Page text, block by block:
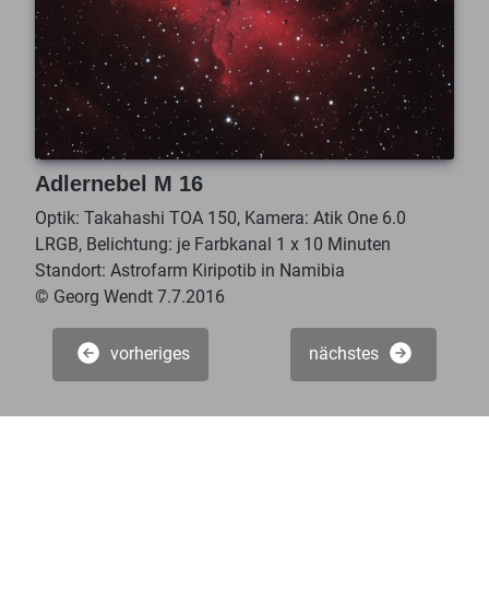
Adlernebel M 16
Optik: Takahashi TOA 150, Kamera: Atik One 6.0
LRGB, Belichtung: je Farbkanal 1 x 10 Minuten
Standort: Astrofarm Kiripotib in Namibia
© Georg Wendt 7.7.2016
vorheriges nächstes